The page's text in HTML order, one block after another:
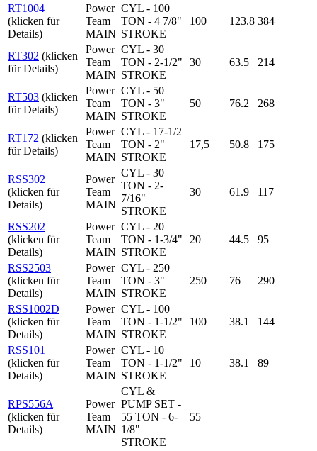
RT1004
(klicken für
Details)
Power
Team
MAIN
CYL - 100
TON - 4 7/8"
STROKE
100 123.8 384
RT302 (klicken
für Details)
Power
Team
MAIN
CYL - 30
TON - 2-1/2"
STROKE
30 63.5 214
RT503 (klicken
für Details)
Power
Team
MAIN
CYL - 50
TON - 3"
STROKE
50 76.2 268
RT172 (klicken
für Details)
Power
Team
MAIN
CYL - 17-1/2
TON - 2"
STROKE
17,5 50.8 175
RSS302
(klicken für
Details)
Power
Team
MAIN
CYL - 30
TON - 2-
7/16"
STROKE
30 61.9 117
RSS202
(klicken für
Details)
Power
Team
MAIN
CYL - 20
TON - 1-3/4"
STROKE
20 44.5 95
RSS2503
(klicken für
Details)
Power
Team
MAIN
CYL - 250
TON - 3"
STROKE
250 76 290
RSS1002D
(klicken für
Details)
Power
Team
MAIN
CYL - 100
TON - 1-1/2"
STROKE
100 38.1 144
RSS101
(klicken für
Details)
Power
Team
MAIN
CYL - 10
TON - 1-1/2"
STROKE
10 38.1 89
RPS556A
(klicken für
Details)
Power
Team
MAIN
CYL &
PUMP SET -
55 TON - 6-
1/8"
STROKE
55